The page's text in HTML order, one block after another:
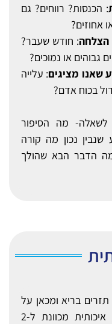
: הכנסות? רווחים? גם
אחוזים?
הצלחה: חודש שעבר?
גבוהים או נמוכים?
שאנו מציגים: עלייה
בכוח אדם?
לשאלה- מה הסיפור
נכון מה קורה
הדבר הבא שהולך
תזרים בריא ומכאן על
חוסנה הפיננסי של חברה. גבייה איכותית מכוונת ל-2